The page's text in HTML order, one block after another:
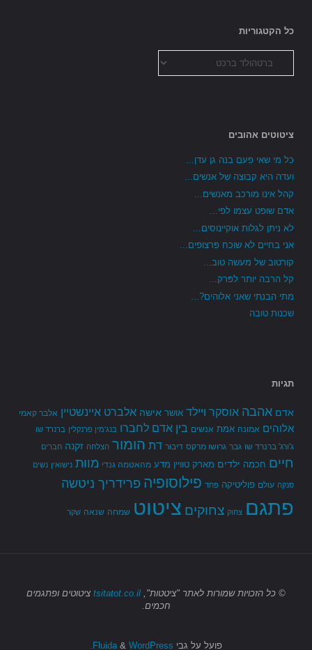
כל הקטגוריות
הקטגוריות
ציטוטים אהובים
כל מי שאי פעם בנה גן עדן...
ועדה היא קבוצה של אנשים...
קהל אינו מורכב מאנשים...
אדם שופט עצמו לפי...
לא ניתן לגלות אוקיינוסים...
אני בחיים לא שוכח פרצופים...
קורטוב של מעשה טוב...
קל הרבה יותר לפרק...
מתי הבנתי שאני אלוהים?...
שכנות טובה
תגיות
אדם אהבה אוסקר ויילד אושר אישה אלברט איינשטיין אלבר קאמי
אלוהים אמונה אמת אנשים בין אדם לחברו בנג'מין פרנקלין ברנרד שו
ג'ורג' ברנרד שו גבר גרושו מרקס דיבור דת הומור הצלחה זקנה חברים
חיים חכמה ילדים מארק טוויין מדע מהאטמה גנדי מוות נישואין נשים
סנקה עולם פוליטיקה פחד פילוסופיה פרידריך ניטשה
פתגם צחוק צחוקים ציטוט שמחה שנאה שקר
© כל הזכויות שמורות לאתר "ציטטות", tsitatot.co.il ציטוטים ופתגמים
חכמים.
פועל על גבי & WordPress.